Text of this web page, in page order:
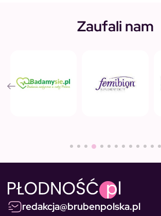
Zaufali nam
redakcja@brubenpolska.pl